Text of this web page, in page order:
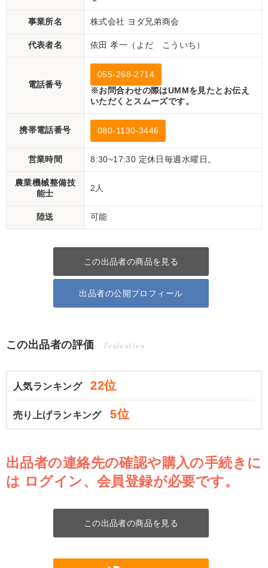
事業所名 株式会社 ヨダ兄弟商会
代表者名 依田 孝一（よだ こういち）
電話番号
055-268-2714
※お問合わせの際はUMMを見たとお伝え
いただくとスムーズです。
携帯電話番号 080-1130-3446
営業時間 8:30~17:30 定休日毎週水曜日。
農業機械整備技
能士
2人
陸送 可能
この出品者の商品を見る
出品者の公開プロフィール
この出品者の評価 Evaluation
人気ランキング 22位
売り上げランキング 5位
出品者の連絡先の確認や購入の手続きに
は ログイン、会員登録が必要です。
この出品者の商品を見る